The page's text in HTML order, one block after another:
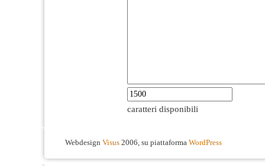
caratteri disponibili
Webdesign Visus 2006, su piattaforma WordPress